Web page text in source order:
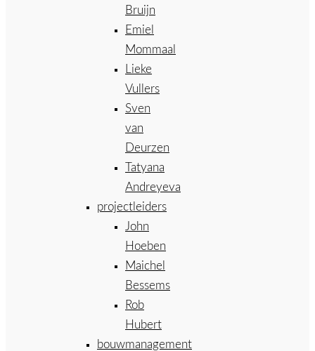
Bruijn
Emiel
Mommaal
Lieke
Vullers
Sven
van
Deurzen
Tatyana
Andreyeva
projectleiders
John
Hoeben
Maichel
Bessems
Rob
Hubert
bouwmanagement